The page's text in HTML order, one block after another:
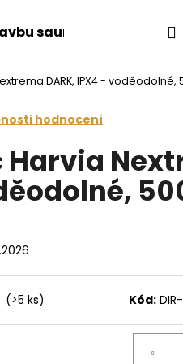
sauny
DARK, IPX4 - voděodolné,
hodnocení
(>5 ks) Kód: